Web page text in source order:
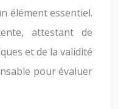
élément essentiel.
attestant de
et de la validité
pour évaluer